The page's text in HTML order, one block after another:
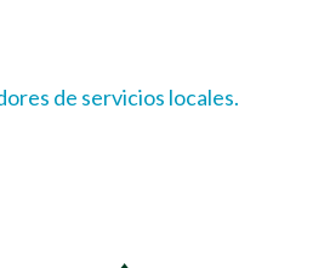
de servicios locales.